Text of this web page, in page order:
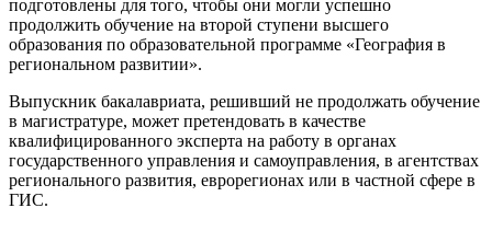
подготовлены для того, чтобы они могли успешно
продолжить обучение на второй ступени высшего
образования по образовательной программе «География в
региональном развитии».
Выпускник бакалавриата, решивший не продолжать обучение
в магистратуре, может претендовать в качестве
квалифицированного эксперта на работу в органах
государственного управления и самоуправления, в агентствах
регионального развития, еврорегионах или в частной сфере в
ГИС.